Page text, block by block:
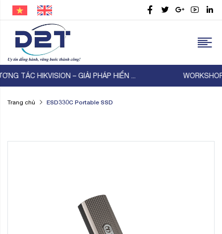
WORKSHOP D2T – TP-Link – Thiên Lam | KẾT NỐI ...
Trang chủ ESD330C Portable SSD